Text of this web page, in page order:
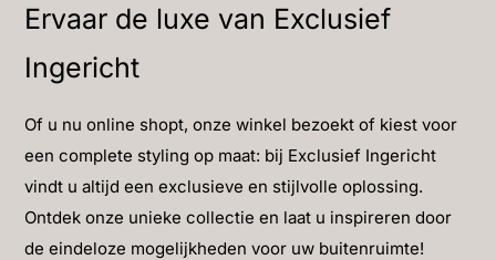
Ervaar de luxe van Exclusief
Ingericht
Of u nu online shopt, onze winkel bezoekt of kiest voor
een complete styling op maat: bij Exclusief Ingericht
vindt u altijd een exclusieve en stijlvolle oplossing.
Ontdek onze unieke collectie en laat u inspireren door
de eindeloze mogelijkheden voor uw buitenruimte!